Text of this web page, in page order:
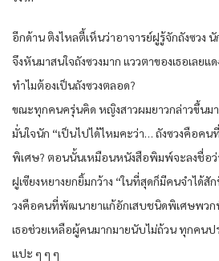
อีกด้าน ติงไหลตี้เห็นว่าอาจารย์ฝูรู้จักถังซวง
จึงหันมาสนใจถังซวงมาก แววตาของเธอเลยแ
ทำไมต้องเป็นถังซวงตลอด?
ขณะทุกคนครุ่นคิด หญิงสาวผมยาวกล่าวขึ้นม
มั่นใจนัก “เป็นไปได้ไหมคะว่า… ถังซวงคือค
พิเศษ? ตอนนั้นเหมือนหนังสือพิมพ์จะลงชื่อว่
ฝูเซียงหยางยกยิ้มกว้าง “ในที่สุดก็มีคนจำได้สั
วงคือคนที่พัฒนายาแก้อักเสบชนิดพิเศษพวก
เธอช่วยเหลือผู้คนมากมายนับไม่ถ้วน ทุกคน
แปะ ๆ ๆ ๆ